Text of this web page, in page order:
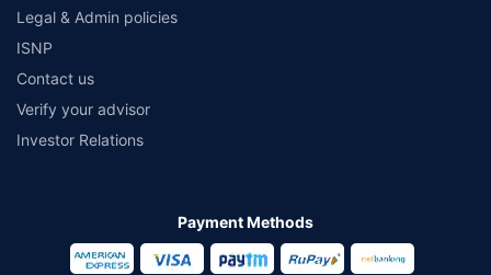
Legal & Admin policies
ISNP
Contact us
Verify your advisor
Investor Relations
Payment Methods